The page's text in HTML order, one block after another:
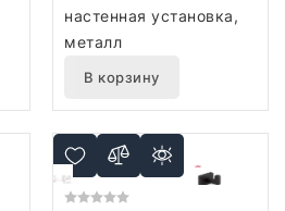
настенная установка,
металл
В корзину